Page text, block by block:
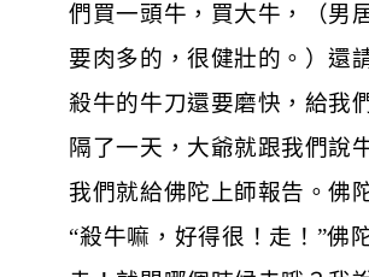
們買一頭牛，買大牛，（男
要肉多的，很健壯的。）還
殺牛的牛刀還要磨快，給我
隔了一天，大爺就跟我們說
我們就給佛陀上師報告。佛
“殺牛嘛，好得很！走！”佛